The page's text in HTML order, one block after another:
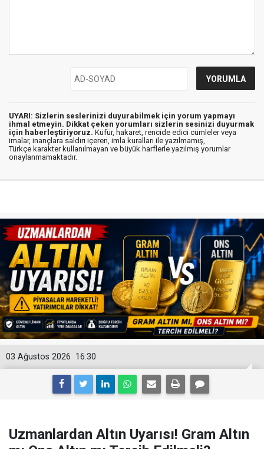
UYARI: Sizlerin seslerinizi duyurabilmek için yorum yapmayı
ihmal etmeyin. Dikkat çeken yorumları sizlerin sesinizi duyurmak
için haberleştiriyoruz. Küfür, hakaret, rencide edici cümleler veya
imalar, inançlara saldırı içeren, imla kuralları ile yazılmamış,
Türkçe karakter kullanılmayan ve büyük harflerle yazılmış yorumlar
onaylanmamaktadır.
16:30
03 Ağustos 2026
Uzmanlardan Altın Uyarısı! Gram Altın